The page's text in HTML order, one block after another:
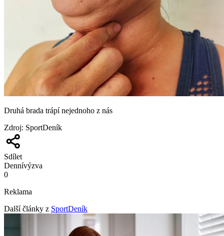
Druhá brada trápí nejednoho z nás
Zdroj: SportDeník
Sdílet
Dennívýzva
0
Reklama
Další články z SportDeník